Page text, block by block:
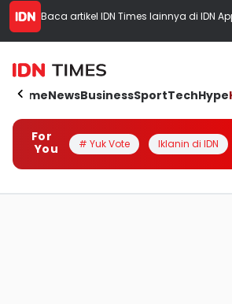
Baca artikel IDN Times lainnya di IDN
HomeNewsBusinessSportTechHype
For
You
# Yuk Vote Iklanin di IDN